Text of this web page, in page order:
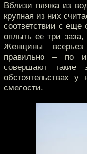
Вблизи пляжа из
крупная из них
соответствии с
оплыть ее три раза,
Женщины
правильно – по
совершают такие
обстоятельствах
смелости.